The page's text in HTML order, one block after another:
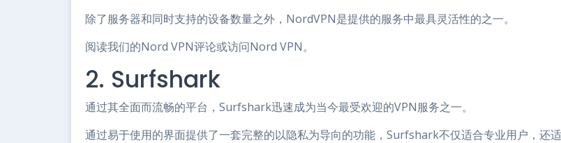
除了服务器和同时支持的设备数量之外，NordVPN是提供的服务中最具灵活性的之一。
阅读我们的Nord VPN评论或访问Nord VPN。
2. Surfshark
通过其全面而流畅的平台，Surfshark迅速成为当今最受欢迎的VPN服务之一。
通过易于使用的界面提供了一套完整的以隐私为导向的功能，Surfshark不仅适合专业用户，还